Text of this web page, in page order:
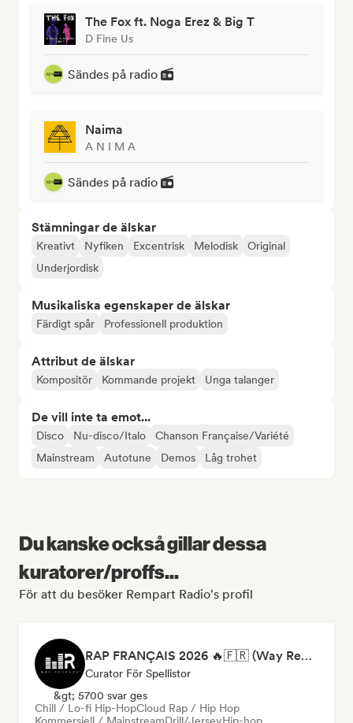
The Fox ft. Noga Erez & Big T
D Fine Us
Sändes på radio
Naima
A N I M A
Sändes på radio
Stämningar de älskar
Kreativt Nyfiken Excentrisk Melodisk
Original
Underjordisk
Musikaliska egenskaper de älskar
Färdigt spår Professionell produktion
Attribut de älskar
Kompositör Kommande projekt Unga talanger
De vill inte ta emot...
Disco Nu-disco/Italo
Chanson Française/Variété
Mainstream
Autotune Demos Låg trohet
Du kanske också gillar dessa
kuratorer/proffs...
För att du besöker Rempart Radio's profil
RAP FRANÇAIS 2026 🔥🇫🇷 (Way Records)
Curator För Spellistor
&gt; 5700 svar ges
Chill / Lo-fi Hip-HopCloud Rap / Hip Hop